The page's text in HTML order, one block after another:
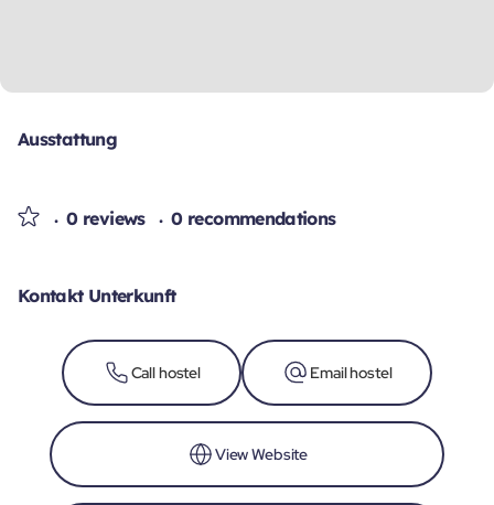
Ausstattung
0 reviews 0 recommendations
Kontakt Unterkunft
Call hostel Email hostel
View Website